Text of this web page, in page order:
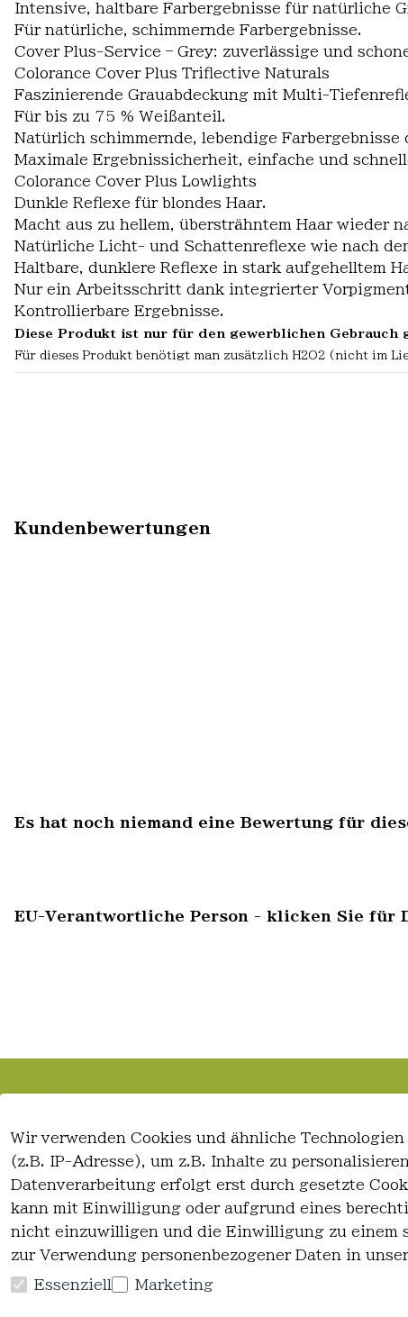
Intensive, haltbare Farbergebnisse für natürliche
Für natürliche, schimmernde Farbergebnisse.
Cover Plus-Service – Grey: zuverlässige und
Colorance Cover Plus Triflective Naturals
Faszinierende Grauabdeckung mit Multi-
Für bis zu 75 % Weißanteil.
Natürlich schimmernde, lebendige Farbergebnisse
Maximale Ergebnissicherheit, einfache und
Colorance Cover Plus Lowlights
Dunkle Reflexe für blondes Haar.
Macht aus zu hellem, übersträhntem Haar wieder
Natürliche Licht- und Schattenreflexe wie nach
Haltbare, dunklere Reflexe in stark aufgehelltem
Nur ein Arbeitsschritt dank integrierter
Kontrollierbare Ergebnisse.
Diese Produkt ist nur für den gewerblichen
Für dieses Produkt benötigt man zusätzlich H2O2 (nicht im
Kundenbewertungen
Es hat noch niemand eine Bewertung für
EU-Verantwortliche Person - klicken Sie für
Wir verwenden Cookies und ähnliche
(z.B. IP-Adresse), um z.B. Inhalte zu
Datenverarbeitung erfolgt erst durch gesetzte
kann mit Einwilligung oder aufgrund eines
nicht einzuwilligen und die Einwilligung zu einem
zur Verwendung personenbezogener Daten in
Essenziell Marketing
AGB
Impressum
Datenschutzerklärung
Widerrufsrecht
Kontakt
Registrieren